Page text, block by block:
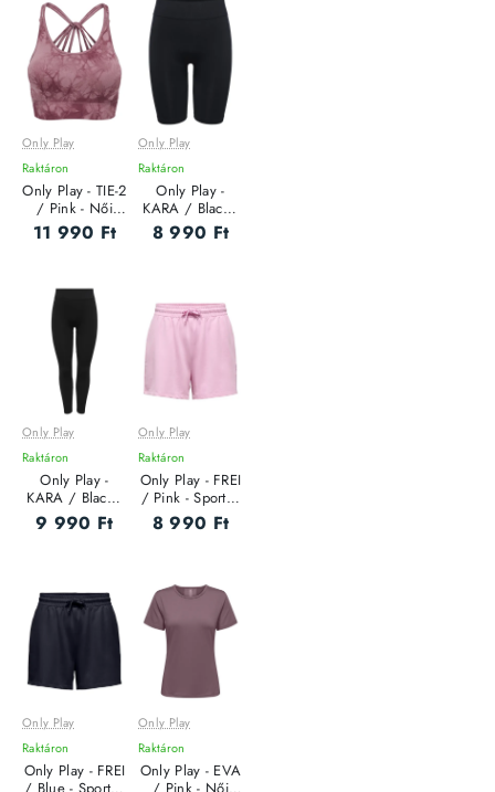
Only Play
Raktáron
Only Play - TIE-2
/ Pink - Női
melltartó
11 990 Ft
Only Play
Raktáron
Only Play -
KARA / Black -
Sportos Női
rövidnadrág
8 990 Ft
Only Play
Raktáron
Only Play -
KARA / Black -
Női leggings
9 990 Ft
Only Play
Raktáron
Only Play - FREI
/ Pink - Sportos
Női rövidnadrág
8 990 Ft
Only Play
Raktáron
Only Play - FREI
Only Play
Raktáron
Only Play - EVA